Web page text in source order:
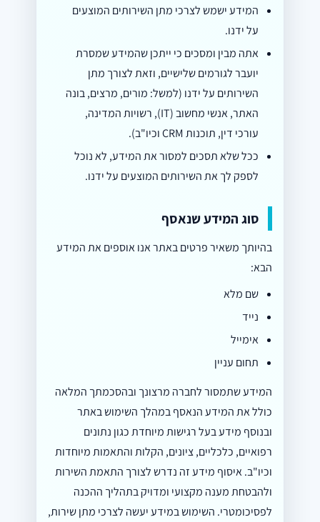
המידע ישמש לצרכי מתן השירותים המוצעים
על ידנו.
אתה מבין ומסכים כי ייתכן שהמידע שמסרת
יועבר לגורמים שלישיים, וזאת לצורך מתן
השירותים על ידנו (למשל: מורים, מרצים, בונה
האתר, אנשי מחשוב (IT), רשויות המדינה,
עורכי דין, תוכנות CRM וכיו"ב).
ככל שלא תסכים למסור את המידע, לא נוכל
לספק לך את השירותים המוצעים על ידנו.
סוג המידע שנאסף
בהיותך משאיר פרטים באתר אנו אוספים את המידע
הבא:
שם מלא
נייד
אימייל
תחום עניין
המידע שתמסור לחברה מרצונך ובהסכמתך המלאה
כולל את המידע הנאסף במהלך השימוש באתר
ובנוסף מידע בעל רגישות מיוחדת כגון נתונים
רפואיים, כלכליים, ציונים, הקלות והתאמות מיוחדות
וכיו"ב. איסוף מידע זה נדרש לצורך התאמת השירות
ולהבטחת מענה מקצועי ומדויק בתהליך ההכנה
לפסיכומטרי. השימוש במידע יעשה לצרכי מתן שירות,